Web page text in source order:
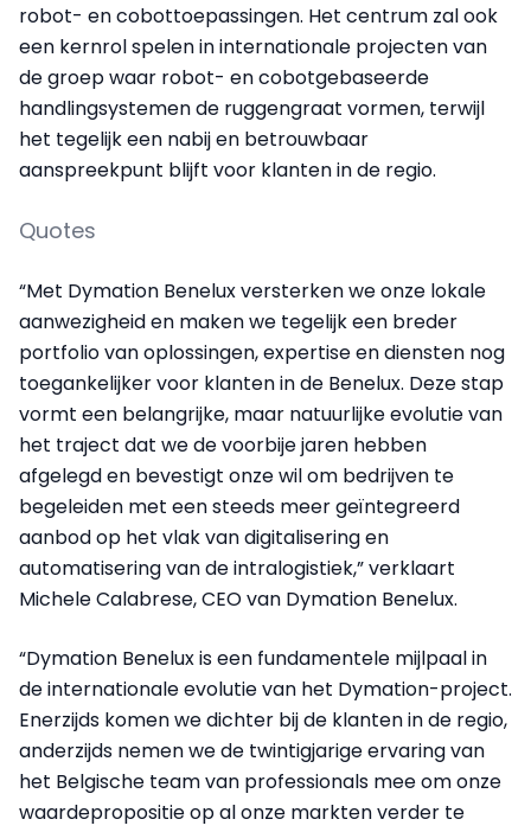
robot- en cobottoepassingen. Het centrum zal ook
een kernrol spelen in internationale projecten van
de groep waar robot- en cobotgebaseerde
handlingsystemen de ruggengraat vormen, terwijl
het tegelijk een nabij en betrouwbaar
aanspreekpunt blijft voor klanten in de regio.
Quotes
“Met Dymation Benelux versterken we onze lokale
aanwezigheid en maken we tegelijk een breder
portfolio van oplossingen, expertise en diensten nog
toegankelijker voor klanten in de Benelux. Deze stap
vormt een belangrijke, maar natuurlijke evolutie van
het traject dat we de voorbije jaren hebben
afgelegd en bevestigt onze wil om bedrijven te
begeleiden met een steeds meer geïntegreerd
aanbod op het vlak van digitalisering en
automatisering van de intralogistiek,” verklaart
Michele Calabrese, CEO van Dymation Benelux.
“Dymation Benelux is een fundamentele mijlpaal in
de internationale evolutie van het Dymation-project.
Enerzijds komen we dichter bij de klanten in de regio,
anderzijds nemen we de twintigjarige ervaring van
het Belgische team van professionals mee om onze
waardepropositie op al onze markten verder te